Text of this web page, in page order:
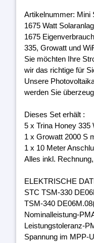
Artikelnummer: Mini
1675 Watt
1675
335, Growatt und
Sie möchten Ihre
wir das richtige für
Unsere
werden Sie
Dieses Set erhält :
5 x Trina Honey 335
1 x Growatt 2000 S
1 x 10 Meter
Alles inkl.
ELEKTRISCHE
STC TSM-330
TSM-340
Nominalleistung-
Leistungstoleranz-
Spannung im MPP-